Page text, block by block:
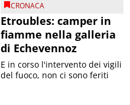
CRONACA
Etroubles: camper in
fiamme nella galleria
di Echevennoz
E in corso l'intervento dei vigili
del fuoco, non ci sono feriti